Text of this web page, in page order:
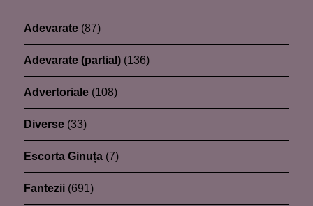
Adevarate (87)
Adevarate (partial) (136)
Advertoriale (108)
Diverse (33)
Escorta Ginuța (7)
Fantezii (691)